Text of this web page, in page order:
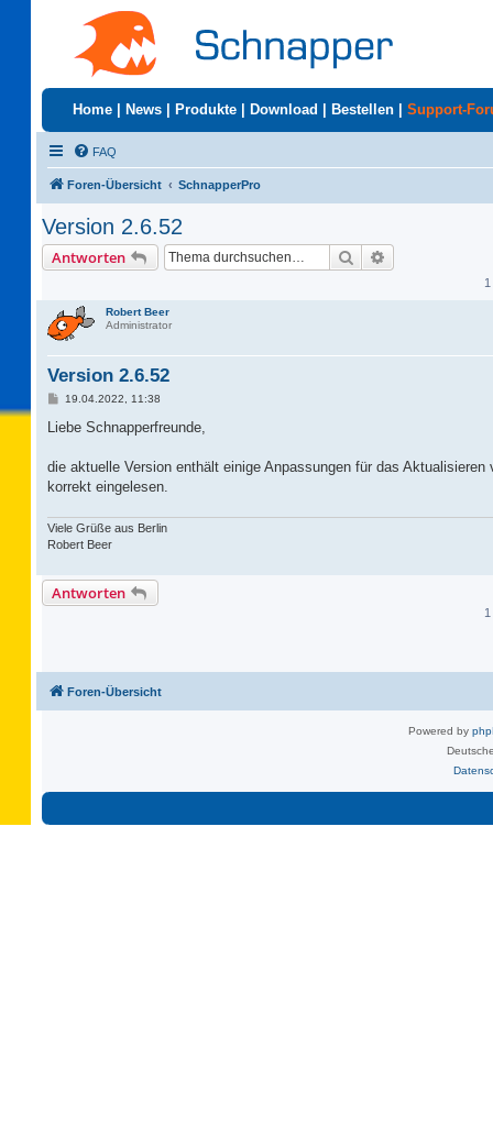
Home News Produkte Download Bestellen Support-
FAQ
Foren-Übersicht SchnapperPro
Version 2.6.52
Antworten Suche
Robert Beer
Administrator
Version 2.6.52
B
i
a
19.04.2022, 11:38
Liebe Schnapperfreunde,
die aktuelle Version enthält einige Anpassungen für das
korrekt eingelesen.
Viele Grüße aus Berlin
Robert Beer
Antworten
Foren-Übersicht
Powered by